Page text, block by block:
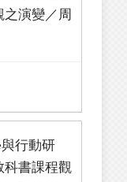
演變／周
行動研
科書課程觀